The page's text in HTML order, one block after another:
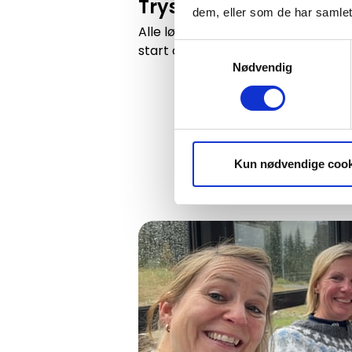
dem, eller som de har
Samtykkevalg
Nødvendig
Kun nødvendige
Trysilrypa - 6, 10 eller
Alle løypene på Trysilrypa går i
start og mål ved SkiStar Lodge i
Rypas smaksrunde - en vandring